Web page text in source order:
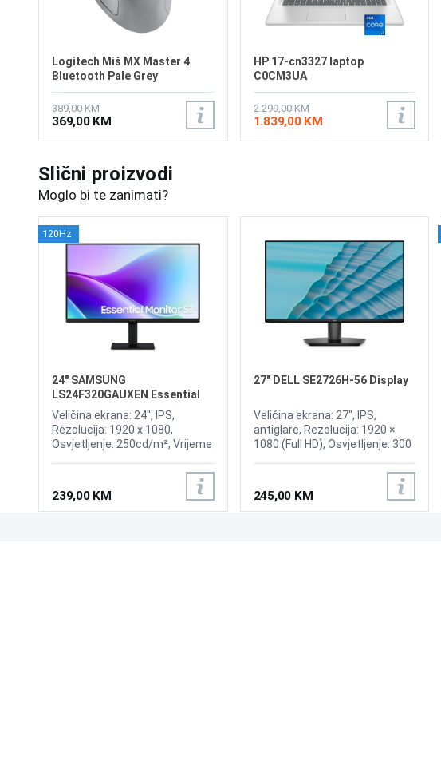
Logitech Miš MX Master 4
Bluetooth Pale Grey
389,00 KM
369,00 KM
HP 17-cn3327 laptop
C0CM3UA
2.299,00 KM
1.839,00 KM
Slični proizvodi
Moglo bi te zanimati?
120Hz
24" SAMSUNG
LS24F320GAUXEN Essential
S3 S32GF 120Hz Display
Veličina ekrana: 24", IPS,
Rezolucija: 1920 x 1080,
Osvjetljenje: 250cd/m², Vrijeme
239,00 KM
27" DELL SE2726H-56 Display
Veličina ekrana: 27", IPS,
antiglare, Rezolucija: 1920 ×
1080 (Full HD), Osvjetljenje: 300
(MPRT), Osvježenje: 144 Hz,
HDMI, VESA 100 × 100 mm,
mogućnost nagiba ekrana
245,00 KM